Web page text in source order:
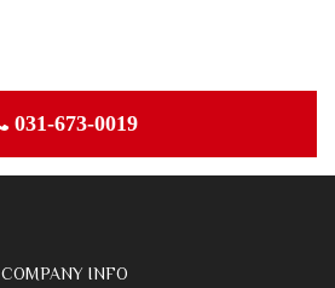
031-673-0019
COMPANY INFO